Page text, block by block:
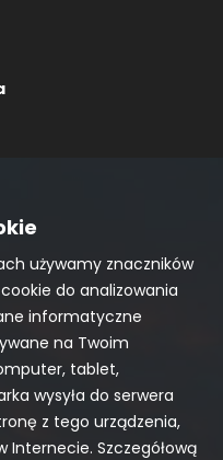
używamy znaczników
do analizowania
informatyczne
na Twoim
tablet,
wysyła do serwera
z tego urządzenia,
Internecie. Szczegółową